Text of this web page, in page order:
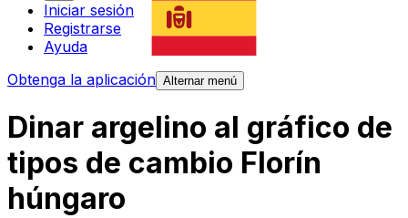
Iniciar sesión
Registrarse
Ayuda
Obtenga la aplicación Alternar menú
Dinar argelino al gráfico de
tipos de cambio Florín
húngaro